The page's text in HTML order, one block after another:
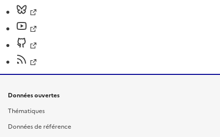
Données ouvertes
Thématiques
Données de référence